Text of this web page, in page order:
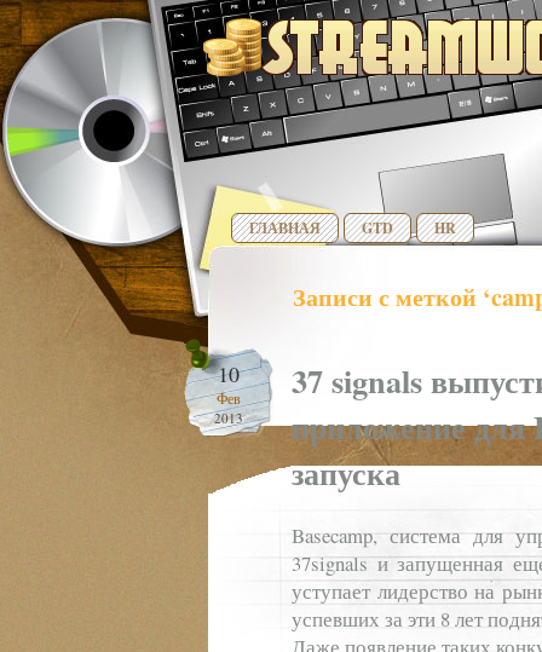
ГЛАВНАЯ GTD HR
Записи с меткой
10
Фев
2013
37 signals
приложение для
запуска
Basecamp, система для
37signals и запущенная
уступает лидерство на
успевших за эти 8 лет
Даже появление таких